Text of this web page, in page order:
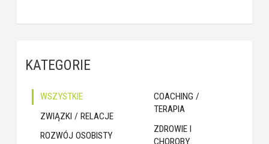
KATEGORIE
WSZYSTKIE
ZWIĄZKI / RELACJE
ROZWÓJ OSOBISTY
COACHING /
TERAPIA
ZDROWIE I
CHOROBY